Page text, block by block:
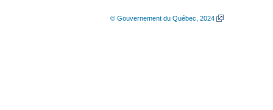
© Gouvernement du Québec, 2024